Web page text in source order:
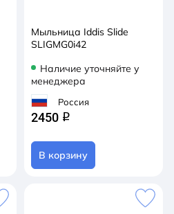
Мыльница Iddis Slide
SLIGMG0i42
Наличие уточняйте у
менеджера
Россия
2450 q
В корзину